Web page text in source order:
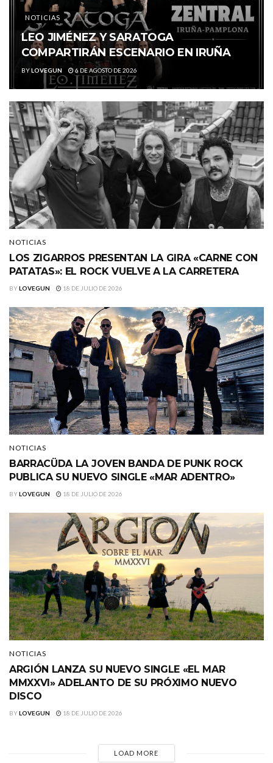
NOTICIAS
LEO JIMÉNEZ Y SARATOGA
COMPARTIRÁN ESCENARIO EN IRUÑA
BYLOVEGUN 6 DE AGOSTO DE 2026
NOTICIAS
LOS ZIGARROS PRESENTAN LA GIRA «CARNE CON
PATATAS»: EL ROCK VUELVE A LA CARRETERA
BYLOVEGUN 18 DE JULIO DE 2026
NOTICIAS
BARRACÜDA LA JOVEN BANDA DE PUNK ROCK
PUBLICA SU NUEVO SINGLE «MAR ADENTRO»
BYLOVEGUN 18 DE JULIO DE 2026
NOTICIAS
ARGIÓN LANZA SU NUEVO SINGLE «EL MAR
MMXXVI» ADELANTO DE SU PRÓXIMO NUEVO
DISCO
BYLOVEGUN 18 DE JULIO DE 2026
LOAD MORE